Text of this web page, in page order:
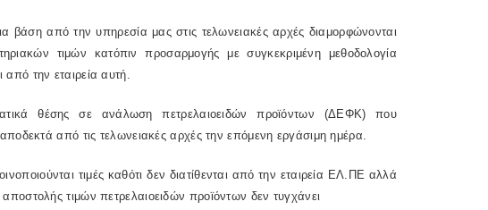
βάση από την υπηρεσία μας στις τελωνειακές αρχές διαμορφώνονται
τιμών κατόπιν προσαρμογής με συγκεκριμένη μεθοδολογία
από την εταιρεία αυτή.
θέσης σε ανάλωση πετρελαιοειδών προϊόντων (ΔΕΦΚ) που
από τις τελωνειακές αρχές την επόμενη εργάσιμη ημέρα.
τιμές καθότι δεν διατίθενται από την εταιρεία ΕΛ.ΠΕ αλλά
τιμών πετρελαιοειδών προϊόντων δεν τυγχάνει